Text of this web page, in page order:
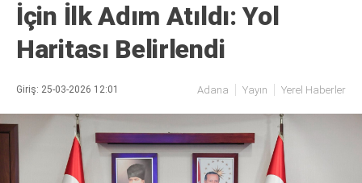
GÜNDEM
GENEL
POLITIKA
İçin İlk Adım Atıldı: Yol
Haritası Belirlendi
Giriş: 25-03-2026 12:01 Adana Yayın Yerel Haberler